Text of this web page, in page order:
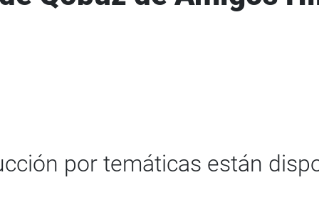
por temáticas están